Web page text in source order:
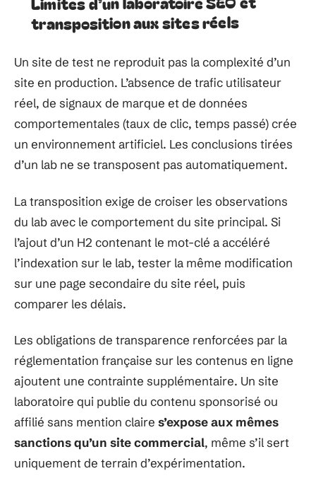
transposition aux sites réels
Un site de test ne reproduit pas la complexité d’un
site en production. L’absence de trafic utilisateur
réel, de signaux de marque et de données
comportementales (taux de clic, temps passé) crée
un environnement artificiel. Les conclusions tirées
d’un lab ne se transposent pas automatiquement.
La transposition exige de croiser les observations
du lab avec le comportement du site principal. Si
l’ajout d’un H2 contenant le mot-clé a accéléré
l’indexation sur le lab, tester la même modification
sur une page secondaire du site réel, puis
comparer les délais.
Les obligations de transparence renforcées par la
réglementation française sur les contenus en ligne
ajoutent une contrainte supplémentaire. Un site
laboratoire qui publie du contenu sponsorisé ou
affilié sans mention claire s’expose aux mêmes
sanctions qu’un site commercial, même s’il sert
uniquement de terrain d’expérimentation.